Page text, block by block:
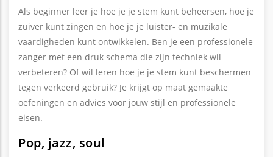
Als beginner leer je hoe je je stem kunt beheersen, hoe je
zuiver kunt zingen en hoe je je luister- en muzikale
vaardigheden kunt ontwikkelen. Ben je een professionele
zanger met een druk schema die zijn techniek wil
verbeteren? Of wil leren hoe je je stem kunt beschermen
tegen verkeerd gebruik? Je krijgt op maat gemaakte
oefeningen en advies voor jouw stijl en professionele
eisen.
Pop, jazz, soul